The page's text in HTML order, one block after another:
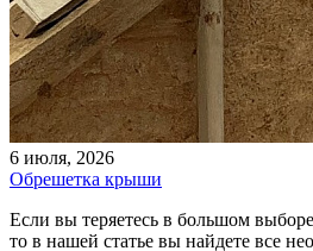
6 июля, 2026
Обрешетка крыши
Если вы теряетесь в большом
то в нашей статье вы найдете все